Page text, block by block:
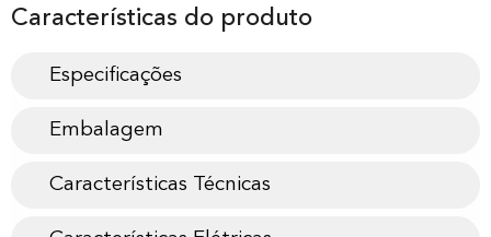
Características do produto
Especificações
Embalagem
Características Técnicas